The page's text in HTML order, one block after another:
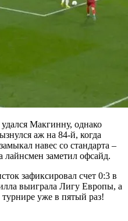
Макгинну, однако
аж на 84-й, когда
навес со стандарта –
заметил офсайд.
зафиксировал счет 0:3 в
выиграла Лигу Европы, а
уже в пятый раз!